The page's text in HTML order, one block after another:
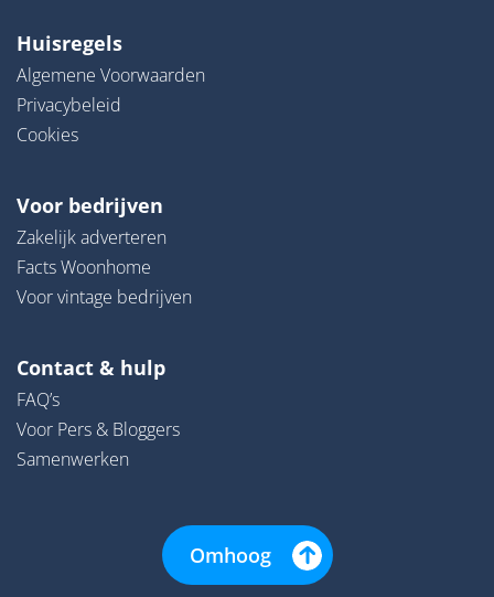
Huisregels
Algemene Voorwaarden
Privacybeleid
Cookies
Voor bedrijven
Zakelijk adverteren
Facts Woonhome
Voor vintage bedrijven
Contact & hulp
FAQ’s
Voor Pers & Bloggers
Samenwerken
Omhoog